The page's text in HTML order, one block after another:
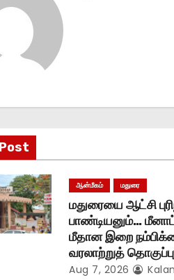
ஆன்மீகம் மதுரை
மதுரையை ஆட்சி
பாண்டியனும்…
மீதான இறை
வரலாற்றுத்
Aug 7, 2026